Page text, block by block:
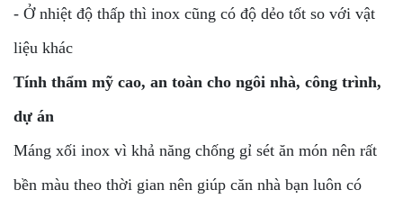
- Ở nhiệt độ thấp thì inox cũng có độ dẻo tốt so với vật
liệu khác
Tính thẩm mỹ cao, an toàn cho ngôi nhà, công trình,
dự án
Máng xối inox vì khả năng chống gỉ sét ăn món nên rất
bền màu theo thời gian nên giúp căn nhà bạn luôn có